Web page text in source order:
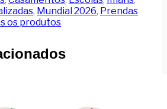
, Mundial 2026, Prendas
os produtos